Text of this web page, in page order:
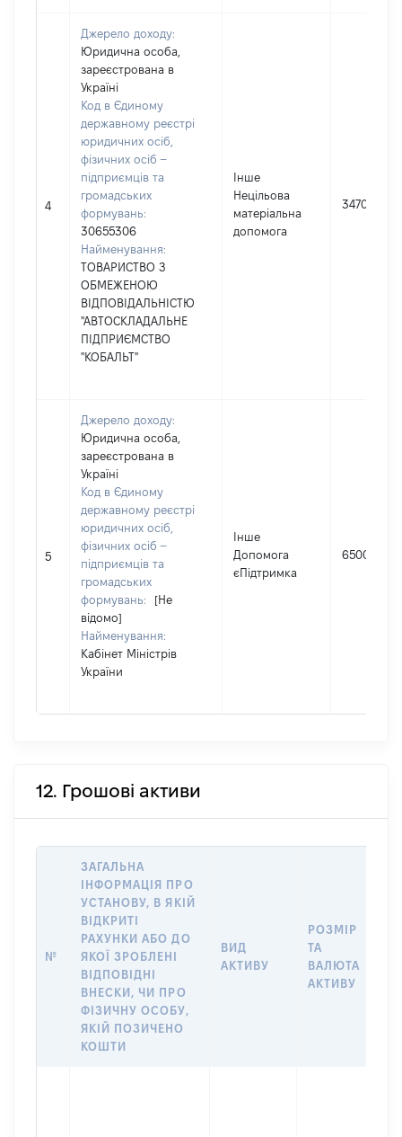
4
Джерело доходу:
Юридична особа,
зареєстрована в
Україні
Код в Єдиному
державному реєстрі
юридичних осіб,
фізичних осіб –
підприємців та
громадських
формувань:
30655306
Найменування:
ТОВАРИСТВО З
ОБМЕЖЕНОЮ
ВІДПОВІДАЛЬНІСТЮ
"АВТОСКЛАДАЛЬНЕ
ПІДПРИЄМСТВО
"КОБАЛЬТ"
Інше
Нецільова
матеріальна
допомога
3470
5
Джерело доходу:
Юридична особа,
зареєстрована в
Україні
Код в Єдиному
державному реєстрі
юридичних осіб,
фізичних осіб –
підприємців та
громадських
формувань:
[Не
відомо]
Найменування:
Кабінет Міністрів
України
Інше
Допомога
єПідтримка
6500
12. Грошові активи
№
ЗАГАЛЬНА
ІНФОРМАЦІЯ ПРО
УСТАНОВУ, В ЯКІЙ
ВІДКРИТІ
РАХУНКИ АБО ДО
ЯКОЇ ЗРОБЛЕНІ
ВІДПОВІДНІ
ВНЕСКИ, ЧИ ПРО
ФІЗИЧНУ ОСОБУ,
ЯКІЙ ПОЗИЧЕНО
КОШТИ
ВИД
АКТИВУ
РОЗМІР
ТА
ВАЛЮТА
АКТИВУ